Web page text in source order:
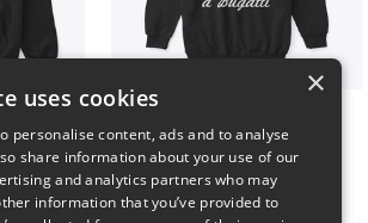
×
uses cookies
personalise content, ads and to analyse
share information about your use of our
and analytics partners who may
information that you’ve provided to